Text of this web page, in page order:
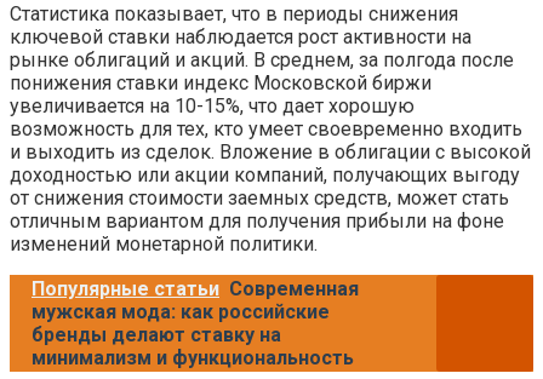
Статистика показывает, что в периоды снижения
ключевой ставки наблюдается рост активности на
рынке облигаций и акций. В среднем, за полгода после
понижения ставки индекс Московской биржи
увеличивается на 10-15%, что дает хорошую
возможность для тех, кто умеет своевременно входить
и выходить из сделок. Вложение в облигации с высокой
доходностью или акции компаний, получающих выгоду
от снижения стоимости заемных средств, может стать
отличным вариантом для получения прибыли на фоне
изменений монетарной политики.
Популярные статьи Современная
мужская мода: как российские
бренды делают ставку на
минимализм и функциональность